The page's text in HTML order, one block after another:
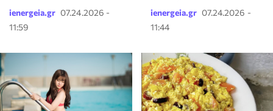
ienergeia.gr 07.24.2026 -
11:59
ienergeia.gr 07.24.2026 -
11:44